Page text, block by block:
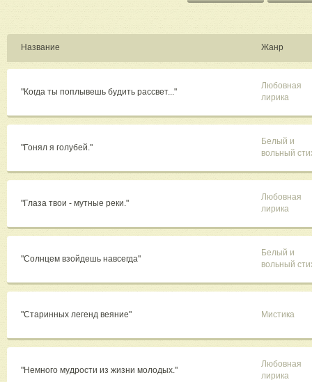
Название Жанр
"Когда ты поплывешь будить рассвет..."
Любовная
лирика
"Гонял я голубей."
Белый и
вольный
"Глаза твои - мутные реки."
Любовная
лирика
"Солнцем взойдешь навсегда"
Белый и
вольный
"Старинных легенд веяние" Мистика
"Немного мудрости из жизни молодых."
Любовная
лирика